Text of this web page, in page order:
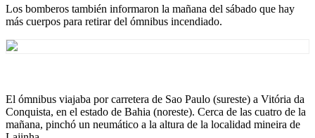
Los bomberos también informaron la mañana del sábado que hay
más cuerpos para retirar del ómnibus incendiado.
El ómnibus viajaba por carretera de Sao Paulo (sureste) a Vitória da
Conquista, en el estado de Bahia (noreste). Cerca de las cuatro de la
mañana, pinchó un neumático a la altura de la localidad mineira de